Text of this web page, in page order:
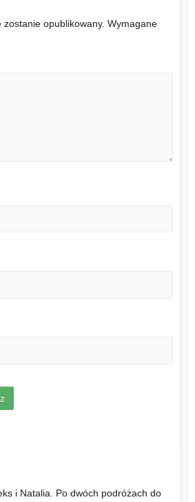
opublikowany. Wymagane
i Natalia. Po dwóch podróżach do